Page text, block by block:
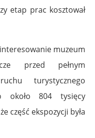
etap prac kosztował
muzeum
przed pełnym
turystycznego
około 804 tysięcy
część ekspozycji była